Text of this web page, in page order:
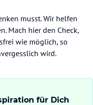
musst. Wir helfen
Mach hier den Check,
wie möglich, so
wird.
für Dich